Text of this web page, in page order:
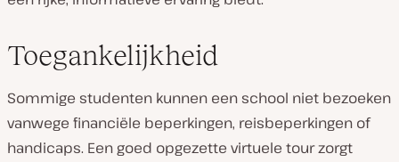
Toegankelijkheid
Sommige studenten kunnen een school niet bezoeken
vanwege financiële beperkingen, reisbeperkingen of
handicaps. Een goed opgezette virtuele tour zorgt